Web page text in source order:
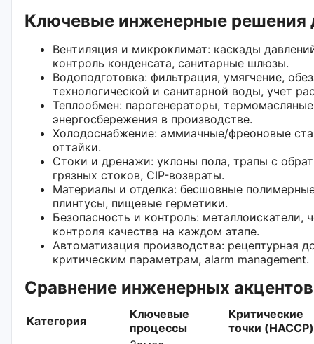
Ключевые инженерные решения
Вентиляция и микроклимат: каскады
контроль конденсата, санитарные шлюзы.
Водоподготовка: фильтрация, умягчение,
технологической и санитарной воды, учет
Теплообмен: парогенераторы,
энергосбережения в производстве.
Холодоснабжение: аммиачные/фреоновые
оттайки.
Стоки и дренажи: уклоны пола, трапы с
грязных стоков, CIP-возвраты.
Материалы и отделка: бесшовные
плинтусы, пищевые герметики.
Безопасность и контроль:
контроля качества на каждом этапе.
Автоматизация производства: рецептурная
критическим параметрам, alarm management.
Сравнение инженерных
Категория
Ключевые
процессы
Критические
точки (HACCP)